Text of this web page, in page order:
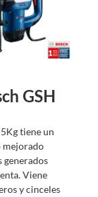
GSH
tiene un
mejorado
generados
Viene
y cinceles